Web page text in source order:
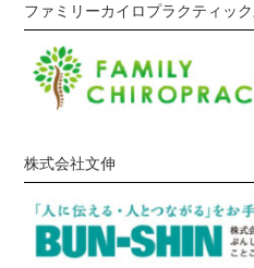
ファミリーカイロプラクティッ
株式会社文伸